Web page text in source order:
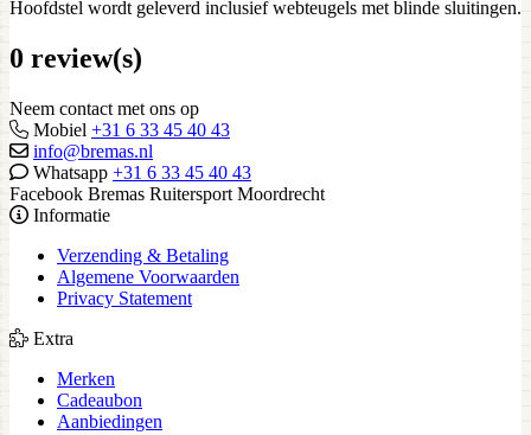
Hoofdstel wordt geleverd inclusief webteugels met blinde sluitingen.
0 review(s)
Neem contact met ons op
Mobiel +31 6 33 45 40 43
info@bremas.nl
Whatsapp +31 6 33 45 40 43
Facebook Bremas Ruitersport Moordrecht
Informatie
Verzending & Betaling
Algemene Voorwaarden
Privacy Statement
Extra
Merken
Cadeaubon
Aanbiedingen